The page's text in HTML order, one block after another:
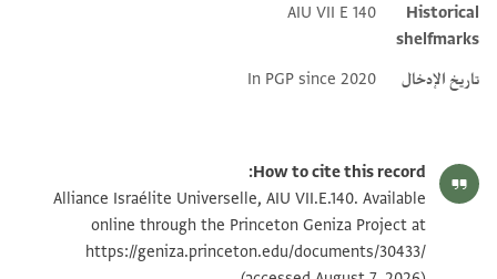
Historical
shelfmarks
AIU VII E 140
تاريخ الإدخال In PGP since 2020
How to cite this record:
Alliance Israélite Universelle, AIU VII.E.140. Available
online through the Princeton Geniza Project at
https://geniza.princeton.edu/documents/30433/